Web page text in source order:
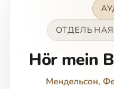
Hör mein
Мендельсон,